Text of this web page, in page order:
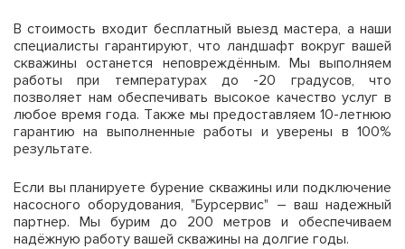
В стоимость входит бесплатный выезд мастера, а наши
специалисты гарантируют, что ландшафт вокруг вашей
скважины останется неповреждённым. Мы выполняем
работы при температурах до -20 градусов, что
позволяет нам обеспечивать высокое качество услуг в
любое время года. Также мы предоставляем 10-летнюю
гарантию на выполненные работы и уверены в 100%
результате.
Если вы планируете бурение скважины или подключение
насосного оборудования, "Бурсервис" – ваш надежный
партнер. Мы бурим до 200 метров и обеспечиваем
надёжную работу вашей скважины на долгие годы.